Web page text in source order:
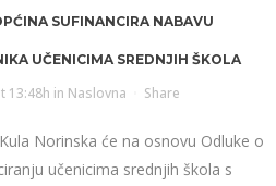
SUFINANCIRA NABAVU
UČENICIMA SREDNJIH ŠKOLA
13:48h in Naslovna Share
Norinska će na osnovu Odluke o
učenicima srednjih škola s